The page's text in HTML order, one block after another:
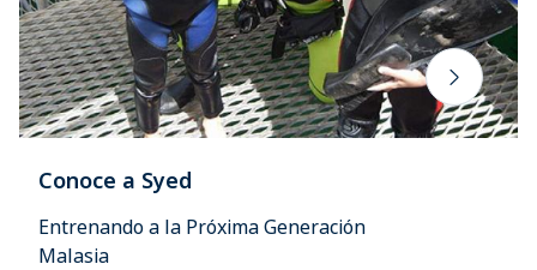
Conoce a Syed
Entrenando a la Próxima Generación
Malasia